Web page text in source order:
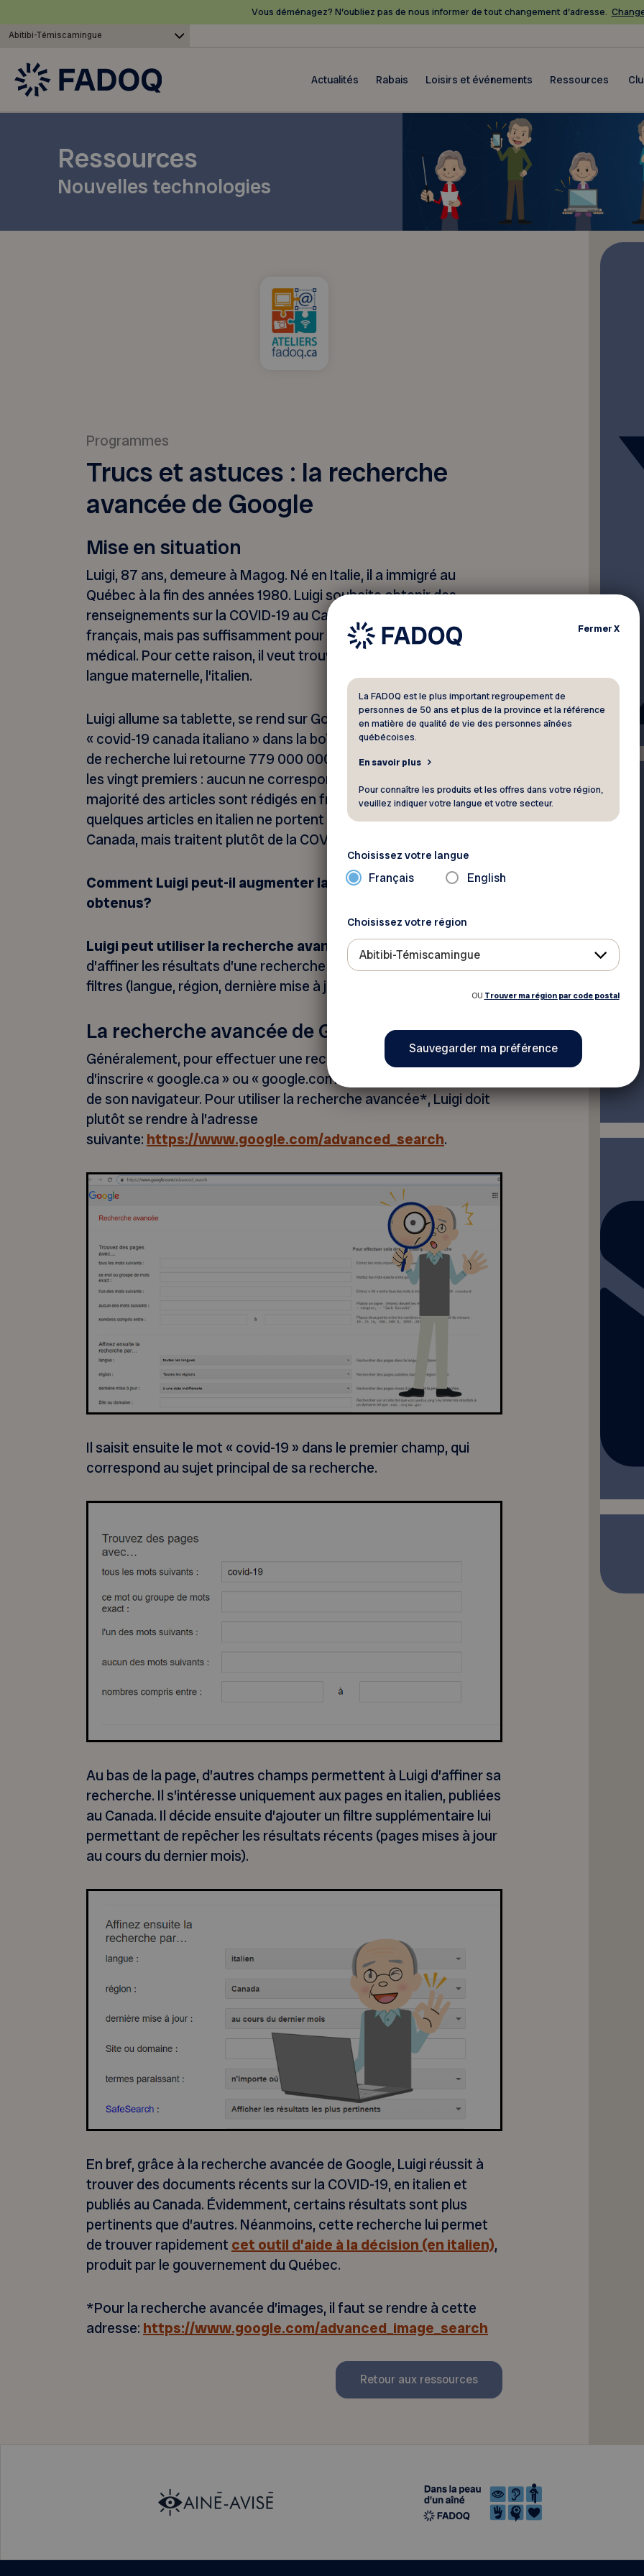
Vous déménagez? N’oubliez pas de nous informer de tout changement d’adresse.
Abitibi-Témiscamingue
Actualités Rabais Loisirs et événements Ressources
Ressources
Nouvelles technologies
Programmes
Trucs et astuces : la recherche
avancée de Google
Mise en situation
Luigi, 87 ans, demeure à Magog. Né en Italie, il a immigré au
Québec à la fin des années 1980. Luigi souhaite obtenir des
renseignements sur la COVID-19 au Canada. Il maîtrise bien le
français, mais pas suffisamment pour comprendre le vocabulaire
médical. Pour cette raison, il veut trouver de l’information dans sa
langue maternelle, l’italien.
Luigi allume sa tablette, se rend sur Google et inscrit les mots
« covid-19 canada italiano » dans la boîte de recherche. Le moteur
de recherche lui retourne 779 000 000 résultats!!! Luigi analyse
les vingt premiers : aucun ne correspond à ce qui l’intéresse. La
majorité des articles sont rédigés en français ou en anglais. Les
quelques articles en italien ne portent pas sur la situation au
Canada, mais traitent plutôt de la COVID-19 en Italie.
Comment Luigi peut-il augmenter la pertinence des résultats
obtenus?
Luigi peut utiliser la recherche avancée de Google
, qui permet
d’affiner les résultats d’une recherche en appliquant certains
filtres (langue, région, dernière mise à jour, etc.).
La recherche avancée de Google
Généralement, pour effectuer une recherche simple, il suffit
d’inscrire « google.ca » ou « google.com » dans la barre d’adresse
de son navigateur. Pour utiliser la recherche avancée*, Luigi doit
plutôt se rendre à l’adresse
suivante: https://www.google.com/advanced_search.
Il saisit ensuite le mot « covid-19 » dans le premier champ, qui
correspond au sujet principal de sa recherche.
Au bas de la page, d’autres champs permettent à Luigi d’affiner sa
recherche. Il s’intéresse uniquement aux pages en italien, publiées
au Canada. Il décide ensuite d’ajouter un filtre supplémentaire lui
permettant de repêcher les résultats récents (pages mises à jour
au cours du dernier mois).
En bref, grâce à la recherche avancée de Google, Luigi réussit à
trouver des documents récents sur la COVID-19, en italien et
publiés au Canada. Évidemment, certains résultats sont plus
pertinents que d’autres. Néanmoins, cette recherche lui permet
de trouver rapidement cet outil d’aide à la décision (en italien),
produit par le gouvernement du Québec.
*Pour la recherche avancée d’images, il faut se rendre à cette
adresse: https://www.google.com/advanced_image_search
Retour aux ressources
FermerX
La FADOQ est le plus important regroupement de
personnes de 50 ans et plus de la province et la référence
en matière de qualité de vie des personnes aînées
québécoises.
En savoir plus
Pour connaître les produits et les offres dans votre région,
veuillez indiquer votre langue et votre secteur.
Choisissez votre langue
Français English
Choisissez votre région
Abitibi-Témiscamingue
OU Trouver ma région par code postal